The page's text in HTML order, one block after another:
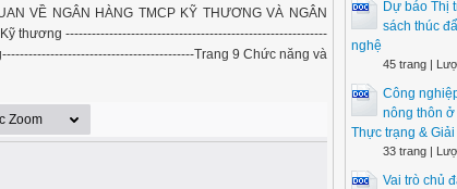
VỀ NGÂN HÀNG TMCP KỸ THƯƠNG VÀ NGÂN
thương ------------------------------------------------------------
Trang 9 Chức năng và
Dự báo Thị
sách thúc
nghệ
45 trang |
Công
nông thôn
Thực trạng &
33 trang |
Vai trò chủ